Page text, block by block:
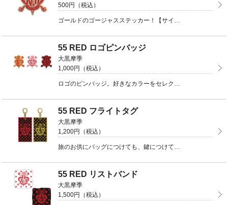
500円（税込）
ゴールドのゴージャスステッカー！【サイズ】約W74mm×H85mm【発送時期】こちらの商品を含むご注 ...
55 RED ロゴピンバッジ
大黒摩季
1,000円（税込）
ロゴのピンバッジ。好きなカラーをセレクトしてください★【サイズ】約W40mm×H45mm【発送時期】 ...
55 RED フライトタグ
大黒摩季
1,200円（税込）
旅のお供にバッグにつけても、鍵につけても◎【サイズ】約W55mm×H98mm【発送時期】こちらの商品 ...
55 RED リストバンド
大黒摩季
1,500円（税込）